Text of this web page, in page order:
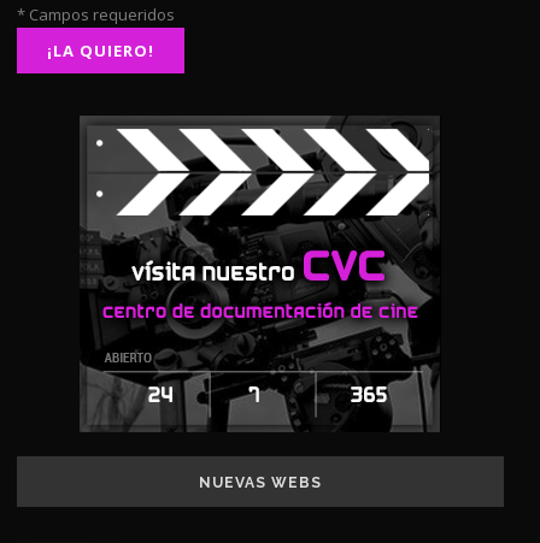
* Campos requeridos
NUEVAS WEBS